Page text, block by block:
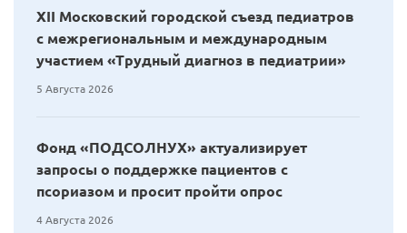
XII Московский городской съезд педиатров
с межрегиональным и международным
участием «Трудный диагноз в педиатрии»
5 Августа 2026
Фонд «ПОДСОЛНУХ» актуализирует
запросы о поддержке пациентов с
псориазом и просит пройти опрос
4 Августа 2026